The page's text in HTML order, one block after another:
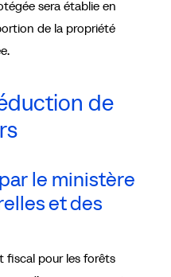
sera établie en
de la propriété
de
le ministère
et des
fiscal pour les forêts